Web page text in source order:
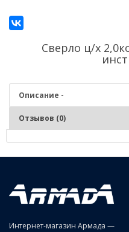
Сверло ц/х
Описание -
Отзывов (0)
Серия:
Материал:
Класс точности:
Интернет-магазин Армада —